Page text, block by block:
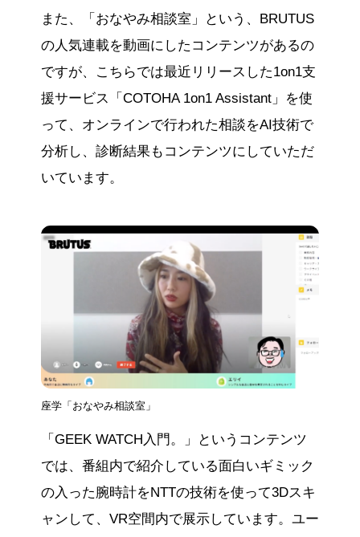
また、「おなやみ相談室」という、BRUTUS
の人気連載を動画にしたコンテンツがあるの
ですが、こちらでは最近リリースした1on1支
援サービス「COTOHA 1on1 Assistant」を使
って、オンラインで行われた相談をAI技術で
分析し、診断結果もコンテンツにしていただ
いています。
座学「おなやみ相談室」
「GEEK WATCH入門。」というコンテンツ
では、番組内で紹介している面白いギミック
の入った腕時計をNTTの技術を使って3Dスキ
ャンして、VR空間内で展示しています。ユー